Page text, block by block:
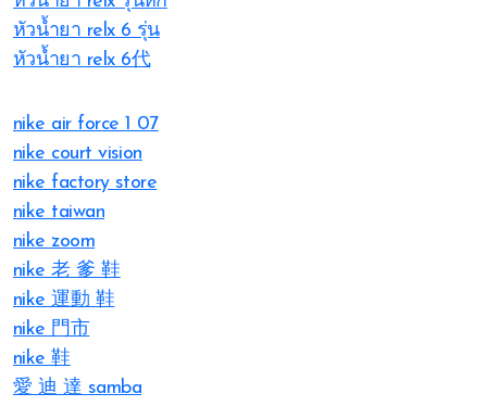
หัวน้ำยา relx 6 รุ่น
หัวน้ำยา relx 6代
nike air force 1 07
nike court vision
nike factory store
nike taiwan
nike zoom
nike 老 爹 鞋
nike 運動 鞋
nike 門市
nike 鞋
愛 迪 達 samba